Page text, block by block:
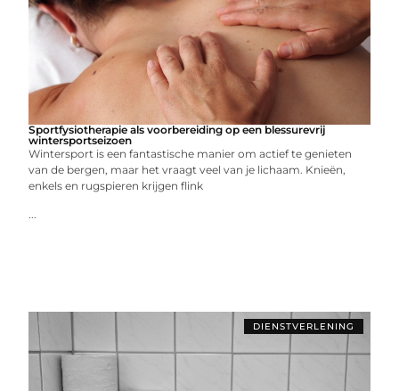
Sportfysiotherapie als voorbereiding op een blessurevrij
wintersportseizoen
Wintersport is een fantastische manier om actief te genieten
van de bergen, maar het vraagt veel van je lichaam. Knieën,
enkels en rugspieren krijgen flink
...
DIENSTVERLENING